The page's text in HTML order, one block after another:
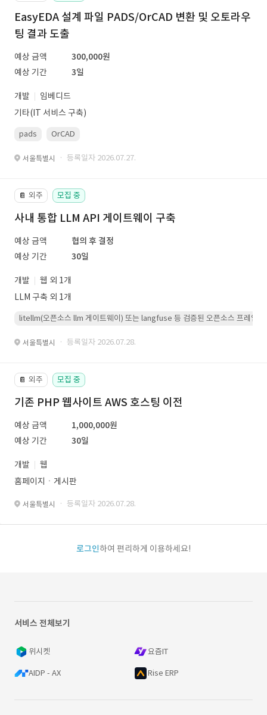
EasyEDA 설계 파일 PADS/OrCAD 변환 및 오토라우
팅 결과 도출
예상 금액
300,000원
예상 기간
3일
개발
임베디드
기타(IT 서비스 구축)
pads OrCAD
서울특별시 · 등록일자 2026.07.27.
📔 외주 모집 중
사내 통합 LLM API 게이트웨이 구축
예상 금액
협의 후 결정
예상 기간
30일
개발
웹 외 1개
LLM 구축 외 1개
litellm(오픈소스 llm 게이트웨이) 또는 langfuse 등 검증된 오픈소스 프레임워
서울특별시 · 등록일자 2026.07.28.
📔 외주 모집 중
기존 PHP 웹사이트 AWS 호스팅 이전
예상 금액
1,000,000원
예상 기간
30일
개발
웹
홈페이지ㆍ게시판
서울특별시 · 등록일자 2026.07.28.
로그인하여 편리하게 이용하세요!
서비스 전체보기
위시켓 요즘IT
AIDP - AX Rise ERP